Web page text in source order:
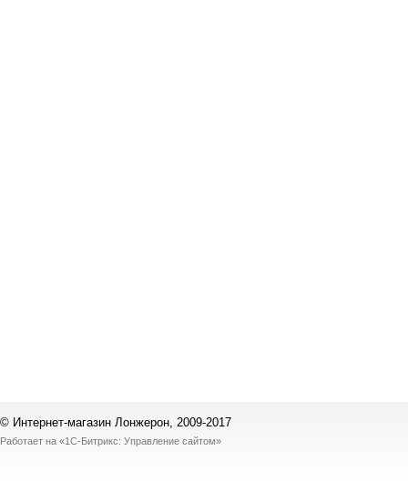
© Интернет-магазин Лонжерон, 2009-2017
Работает на «1С-Битрикс: Управление сайтом»